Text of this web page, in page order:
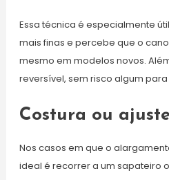
Essa técnica é especialmente
mais finas e percebe que o
mesmo em modelos novos.
reversível, sem risco algum
Costura ou
Nos casos em que o
ideal é recorrer a um sapateiro